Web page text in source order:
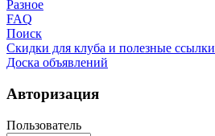
Разное
FAQ
Поиск
Скидки для клуба и полезные ссылки
Доска объявлений
Авторизация
Пользователь